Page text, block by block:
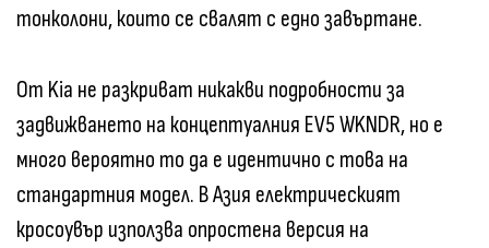
тонколони, които се свалят с едно завъртане.
От Kia не разкриват никакви подробности за
задвижването на концептуалния EV5 WKNDR, но е
много вероятно то да е идентично с това на
стандартния модел. В Азия електрическият
кросоувър използва опростена версия на